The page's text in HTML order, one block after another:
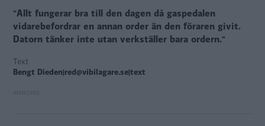
"Allt fungerar bra till den dagen då gaspedalen
vidarebefordrar en annan order än den föraren givit.
Datorn tänker inte utan verkställer bara ordern."
Text
Bengt Dieden|red@vibilagare.se|text